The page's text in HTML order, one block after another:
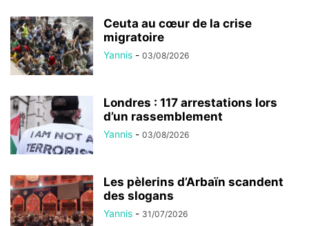
Ceuta au cœur de la crise
migratoire
Yannis - 03/08/2026
Londres : 117 arrestations lors
d’un rassemblement
Yannis - 03/08/2026
Les pèlerins d’Arbaïn scandent
des slogans
Yannis - 31/07/2026